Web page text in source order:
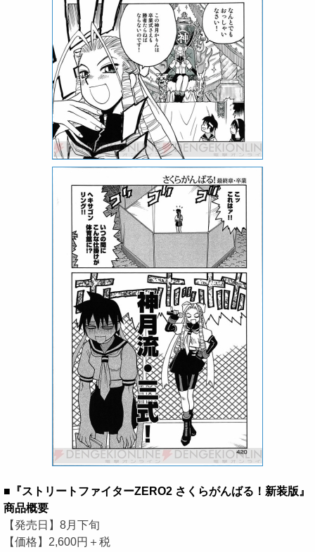
■『ストリートファイターZERO2 さくらがんばる！新装版』
商品概要
【発売日】8月下旬
【価格】2,600円＋税